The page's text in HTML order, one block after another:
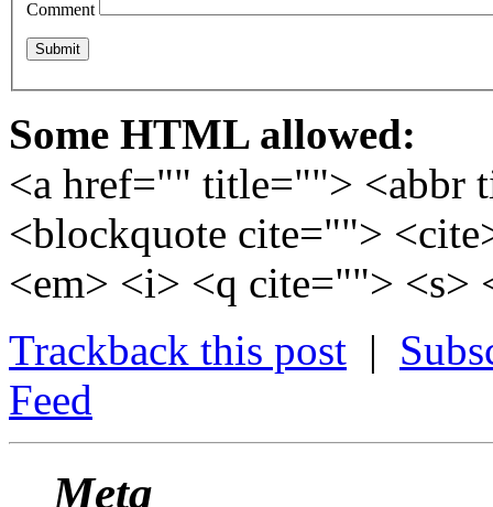
Comment
Some HTML allowed:
<a href="" title=""> <abbr
<blockquote cite="">
<em> <i> <q cite=""> <s>
Trackback this post |
Feed
Meta